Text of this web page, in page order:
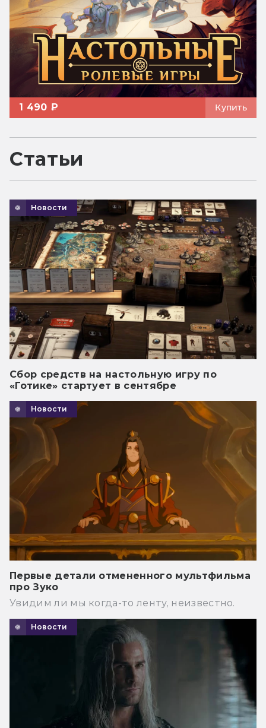
1 490 ₽ Купить
Статьи
Новости
Сбор средств на настольную игру по
«Готике» стартует в сентябре
Новости
Первые детали отмененного мультфильма
про Зуко
Увидим ли мы когда-то ленту, неизвестно.
Новости